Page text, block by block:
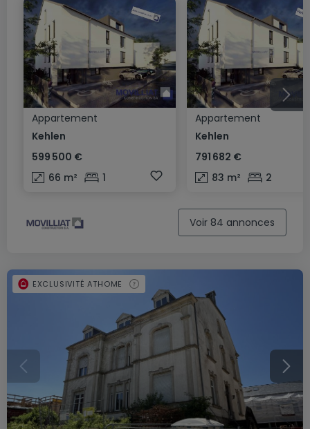
Appartement
Kehlen
599 500 €
66 m² 1
Appartement
Kehlen
791 682 €
83 m² 2
Voir 84 annonces
EXCLUSIVITÉ ATHOME